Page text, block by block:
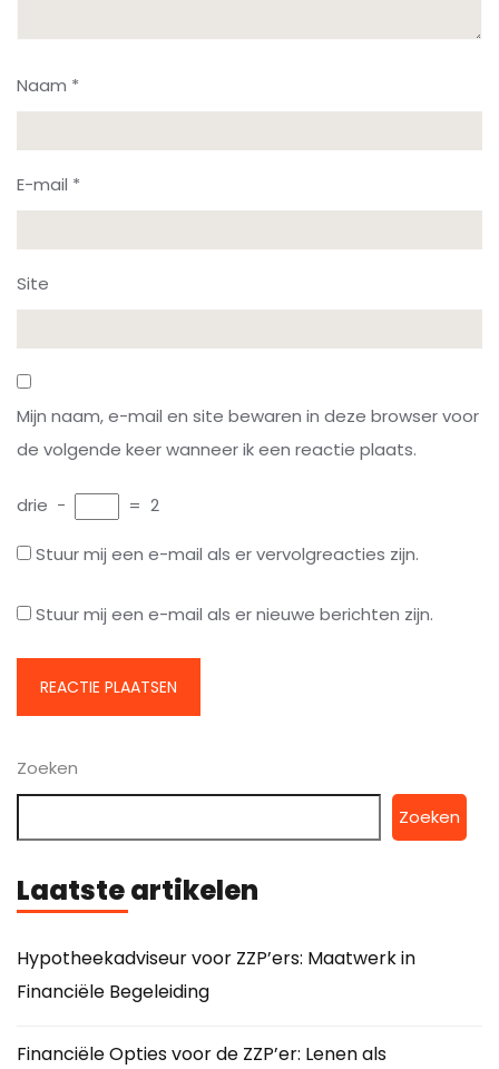
Naam *
E-mail *
Site
Mijn naam, e-mail en site bewaren in deze browser voor
de volgende keer wanneer ik een reactie plaats.
drie − = 2
Stuur mij een e-mail als er vervolgreacties zijn.
Stuur mij een e-mail als er nieuwe berichten zijn.
Zoeken
Zoeken
Laatste artikelen
Hypotheekadviseur voor ZZP’ers: Maatwerk in
Financiële Begeleiding
Financiële Opties voor de ZZP’er: Lenen als